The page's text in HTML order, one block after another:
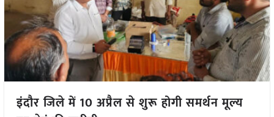
इंदौर जिले में 10 अप्रैल से शुरू होगी समर्थन मूल्य